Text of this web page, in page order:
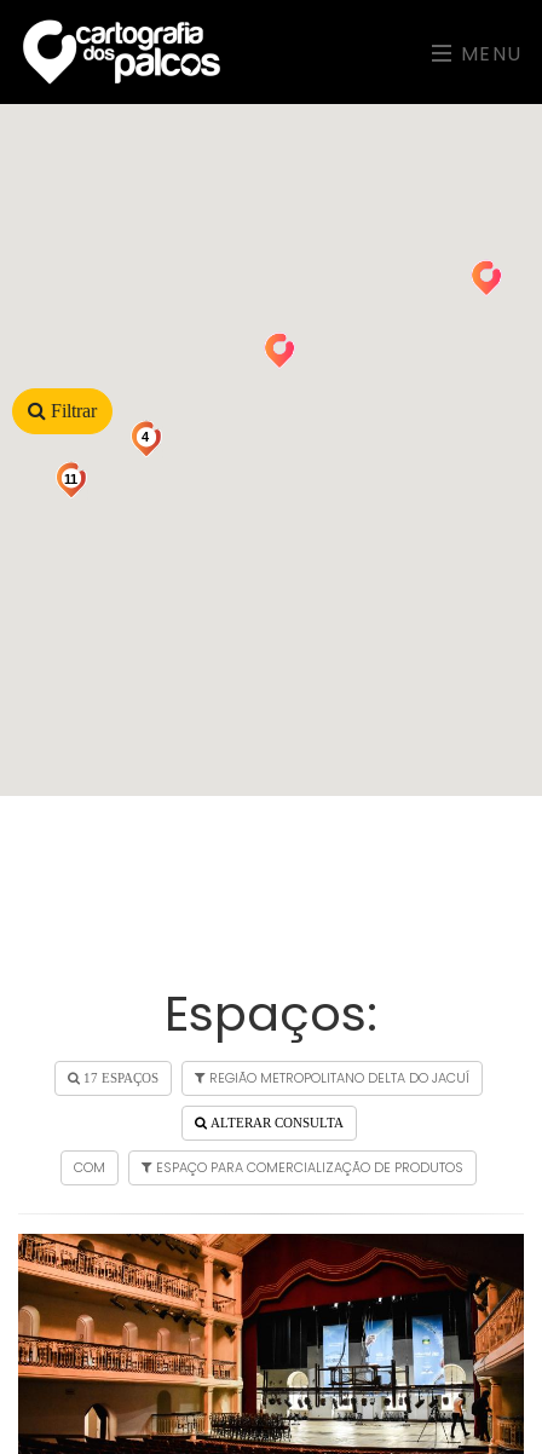
MENU
Filtrar
11
4
Espaços:
17 ESPAÇOS REGIÃO METROPOLITANO DELTA DO JACUÍ
ALTERAR CONSULTA
COM ESPAÇO PARA COMERCIALIZAÇÃO DE PRODUTOS